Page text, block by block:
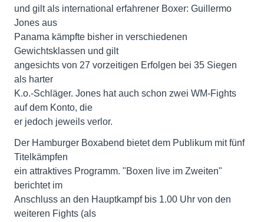
und gilt als international erfahrener Boxer: Guillermo
Jones aus
Panama kämpfte bisher in verschiedenen
Gewichtsklassen und gilt
angesichts von 27 vorzeitigen Erfolgen bei 35 Siegen
als harter
K.o.-Schläger. Jones hat auch schon zwei WM-Fights
auf dem Konto, die
er jedoch jeweils verlor.
Der Hamburger Boxabend bietet dem Publikum mit fünf
Titelkämpfen
ein attraktives Programm. "Boxen live im Zweiten"
berichtet im
Anschluss an den Hauptkampf bis 1.00 Uhr von den
weiteren Fights (als